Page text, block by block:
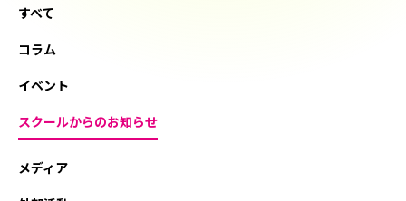
すべて
コラム
イベント
スクールからのお知らせ
メディア